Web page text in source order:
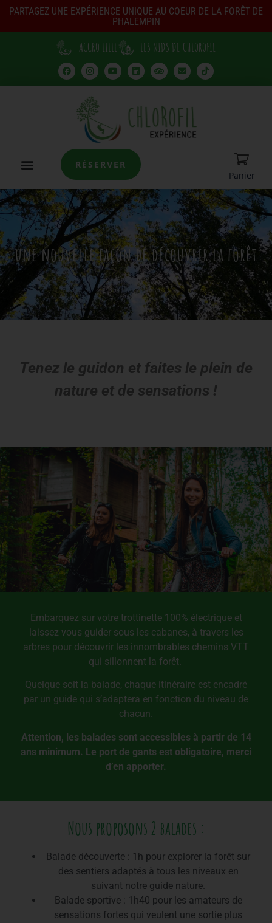
PARTAGEZ UNE EXPÉRIENCE UNIQUE AU COEUR DE LA FORÊT DE
PHALEMPIN
ACCRO LILLE LES NIDS DE CHLOROFIL
RÉSERVER
Panier
une nouvelle façon de découvrir la forêt
Tenez le guidon et faites le plein de
nature et de sensations !
Embarquez sur votre trottinette 100% électrique et
laissez vous guider sous les cabanes, à travers les
arbres pour découvrir les innombrables chemins VTT
qui sillonnent la forêt.
Quelque soit la balade, chaque itinéraire est encadré
par un guide qui s’adaptera en fonction du niveau de
chacun.
Attention, les balades sont accessibles à partir de 14
ans minimum. Le port de gants est obligatoire, merci
d’en apporter.
Nous proposons 2 balades :
Balade découverte : 1h pour explorer la forêt sur
des sentiers adaptés à tous les niveaux en
suivant notre guide nature.
Balade sportive : 1h40 pour les amateurs de
sensations fortes qui veulent une sortie plus